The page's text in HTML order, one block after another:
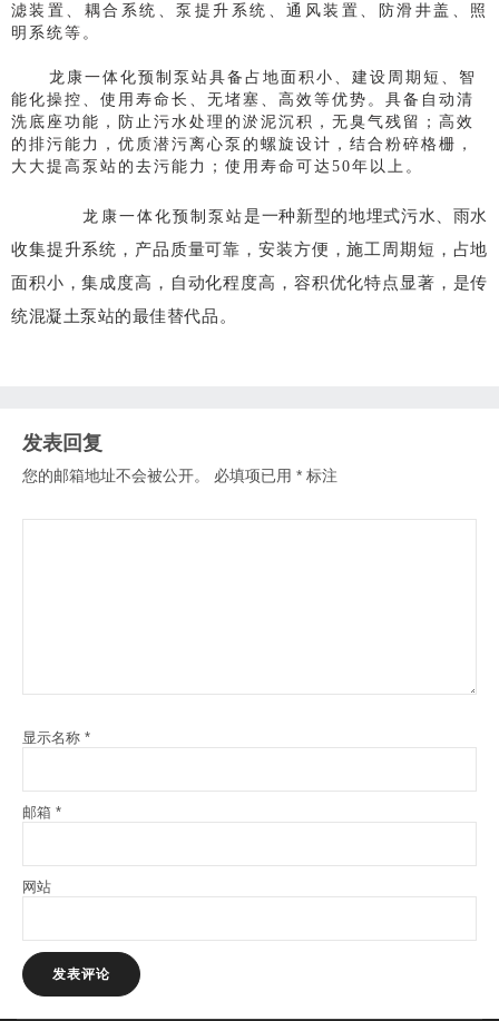
滤装置、耦合系统、泵提升系统、通风装置、防滑井盖、照
明系统等。
龙康一体化预制泵站具备占地面积小、建设周期短、智
能化操控、使用寿命长、无堵塞、高效等优势。 具备自动清
洗底座功能，防止污水处理的淤泥沉积，无臭气残留； 高效
的排污能力，优质潜污离心泵的螺旋设计，结合粉碎格栅，
大大提高泵站的去污能力；使用寿命可达50年以上。
龙康一体化预制泵站 是一种新型的地埋式污水、雨水
收集提升系统，产品质量可靠，安装方便，施工周期短，占地
面积小，集成度高，自动化程度高，容积优化特点显著，是传
统混凝土泵站的最佳替代品。
发表回复
您的邮箱地址不会被公开。 必填项已用 * 标注
显示名称 *
邮箱 *
网站